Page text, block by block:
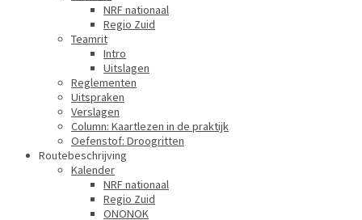
NRF nationaal
Regio Zuid
Teamrit
Intro
Uitslagen
Reglementen
Uitspraken
Verslagen
Column: Kaartlezen in de praktijk
Oefenstof: Droogritten
Routebeschrijving
Kalender
NRF nationaal
Regio Zuid
ONONOK